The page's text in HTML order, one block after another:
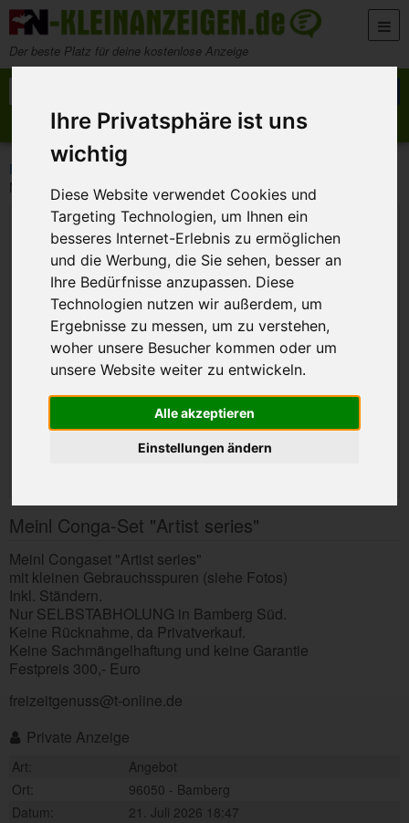
Ihre Privatsphäre ist uns
wichtig
Diese Website verwendet Cookies und
Targeting Technologien, um Ihnen ein
besseres Internet-Erlebnis zu ermöglichen
und die Werbung, die Sie sehen, besser an
Ihre Bedürfnisse anzupassen. Diese
Technologien nutzen wir außerdem, um
Ergebnisse zu messen, um zu verstehen,
woher unsere Besucher kommen oder um
unsere Website weiter zu entwickeln.
Alle akzeptieren
Einstellungen ändern
Zum Inhalt springen
Der beste Platz für deine kostenlose Anzeige
Anzeige aufgeben
Meine Anzeigen
FN-Kleinanzeigen >
Meinl Conga-Set "Artist series"
Meinl Conga-Set "Artist series"
Meinl Congaset "Artist series"
mit kleinen Gebrauchsspuren (siehe Fotos)
Inkl. Ständern.
Nur SELBSTABHOLUNG in Bamberg Süd.
Keine Rücknahme, da Privatverkauf.
Keine Sachmängelhaftung und keine Garantie
Festpreis 300,- Euro
freizeitgenuss@t-online.de
Private Anzeige
Art:
Angebot
Ort:
96050 - Bamberg
Datum:
21. Juli 2026 18:47